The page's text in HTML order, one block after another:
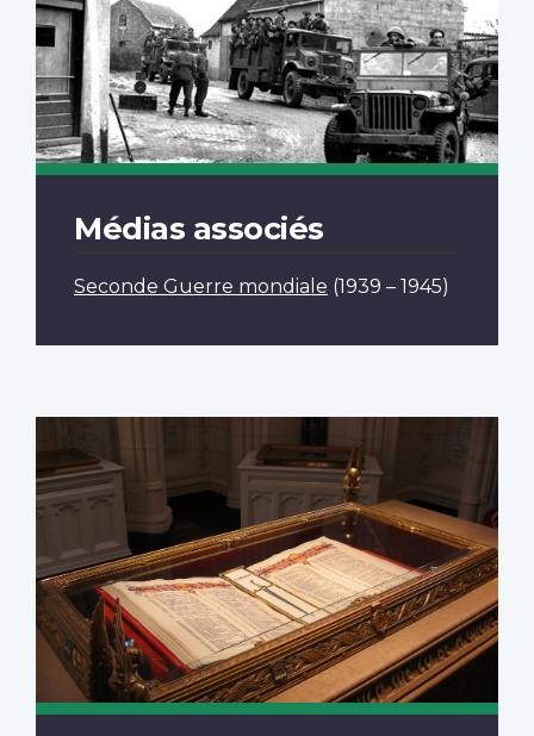
Médias associés
Seconde Guerre mondiale (1939 – 1945)